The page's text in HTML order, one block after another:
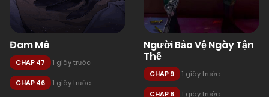
Đam Mê
CHAP 47 1 giây trước
CHAP 46 1 giây trước
Người Bảo Vệ Ngày Tận
Thế
CHAP 9 1 giây trước
CHAP 8 1 giây trước